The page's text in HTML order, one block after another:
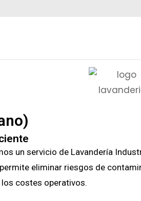
un servicio de Lavandería
eliminar riesgos de
costes operativos.